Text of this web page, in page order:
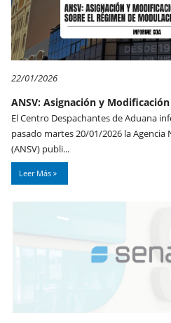
22/01/2026
ANSV: Asignación y
El Centro Despachantes de Aduana
pasado martes 20/01/2026 la Agencia
(ANSV) publi...
Leer Más